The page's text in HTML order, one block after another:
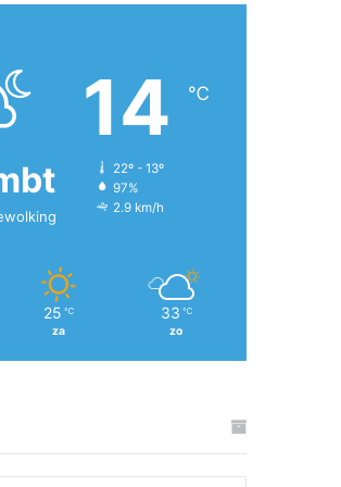
14 ℃
22º - 13º
97%
2.9 km/h
25 ℃
za
33 ℃
zo